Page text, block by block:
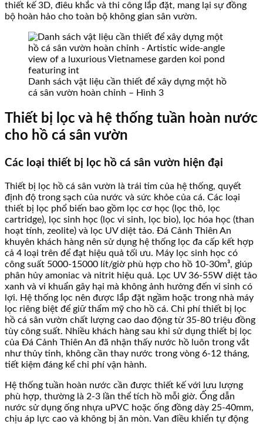
thiết kế 3D, điêu khắc và thi công lắp đặt, mang lại sự đồng
bộ hoàn hảo cho toàn bộ không gian sân vườn.
Danh sách vật liệu cần thiết để xây dựng một hồ
cá sân vườn hoàn chỉnh – Hình 3
Thiết bị lọc và hệ thống tuần hoàn nước
cho hồ cá sân vườn
Các loại thiết bị lọc hồ cá sân vườn hiện đại
Thiết bị lọc hồ cá sân vườn là trái tim của hệ thống, quyết
định độ trong sạch của nước và sức khỏe của cá. Các loại
thiết bị lọc phổ biến bao gồm lọc cơ học (lọc thô, lọc
cartridge), lọc sinh học (lọc vi sinh, lọc bio), lọc hóa học (than
hoạt tính, zeolite) và lọc UV diệt tảo. Đá Cảnh Thiên An
khuyên khách hàng nên sử dụng hệ thống lọc đa cấp kết hợp
cả 4 loại trên để đạt hiệu quả tối ưu. Máy lọc sinh học có
công suất 5000-15000 lít/giờ phù hợp cho hồ 10-30m³, giúp
phân hủy amoniac và nitrit hiệu quả. Lọc UV 36-55W diệt tảo
xanh và vi khuẩn gây hại mà không ảnh hưởng đến vi sinh có
lợi. Hệ thống lọc nên được lắp đặt ngầm hoặc trong nhà máy
lọc riêng biệt để giữ thẩm mỹ cho hồ cá. Chi phí thiết bị lọc
hồ cá sân vườn chất lượng cao dao động từ 35-80 triệu đồng
tùy công suất. Nhiều khách hàng sau khi sử dụng thiết bị lọc
của Đá Cảnh Thiên An đã nhận thấy nước hồ luôn trong vắt
như thủy tinh, không cần thay nước trong vòng 6-12 tháng,
tiết kiệm đáng kể chi phí vận hành.
Hệ thống tuần hoàn nước cần được thiết kế với lưu lượng
phù hợp, thường là 2-3 lần thể tích hồ mỗi giờ. Ống dẫn
nước sử dụng ống nhựa uPVC hoặc ống đồng dày 25-40mm,
chịu áp lực cao và không bị ăn mòn. Van điều khiển tự động